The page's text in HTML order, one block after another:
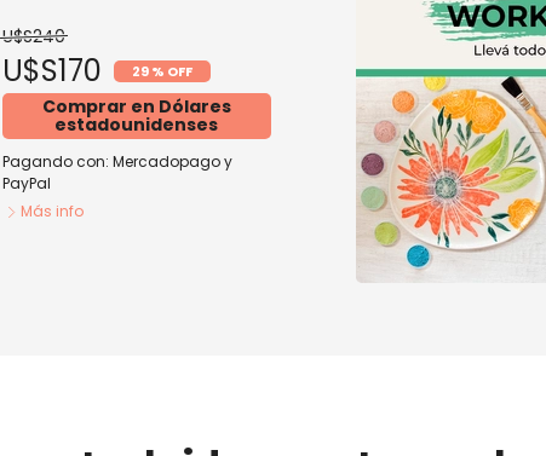
U$S240
U$S170 29 % OFF
Comprar en Dólares
estadounidenses
Pagando con: Mercadopago y
PayPal
Más info